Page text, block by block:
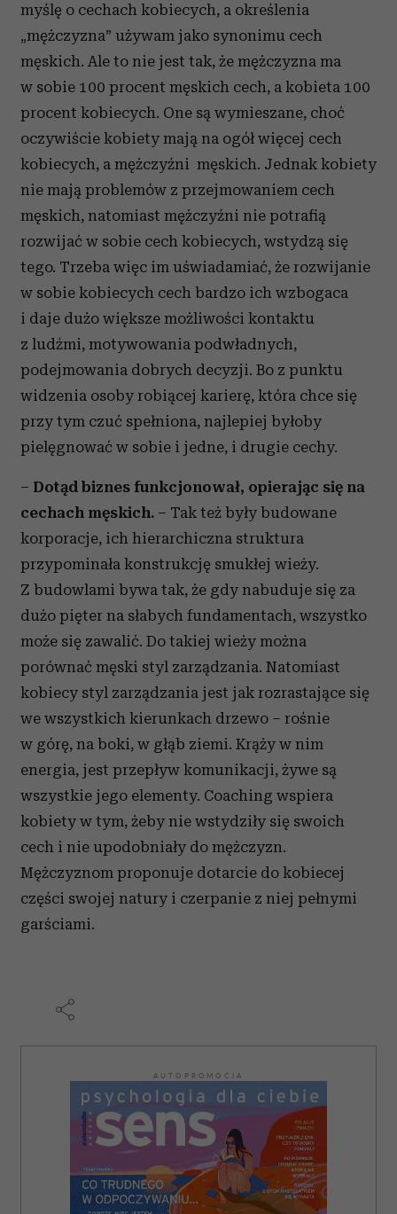
myślę o cechach kobiecych, a określenia
„mężczyzna” używam jako synonimu cech
męskich. Ale to nie jest tak, że mężczyzna ma
w sobie 100 procent męskich cech, a kobieta 100
procent kobiecych. One są wymieszane, choć
oczywiście kobiety mają na ogół więcej cech
kobiecych, a mężczyźni męskich. Jednak kobiety
nie mają problemów z przejmowaniem cech
męskich, natomiast mężczyźni nie potrafią
rozwijać w sobie cech kobiecych, wstydzą się
tego. Trzeba więc im uświadamiać, że rozwijanie
w sobie kobiecych cech bardzo ich wzbogaca
i daje dużo większe możliwości kontaktu
z ludźmi, motywowania podwładnych,
podejmowania dobrych decyzji. Bo z punktu
widzenia osoby robiącej karierę, która chce się
przy tym czuć spełniona, najlepiej byłoby
pielęgnować w sobie i jedne, i drugie cechy.
– Dotąd biznes funkcjonował, opierając się na
cechach męskich. – Tak też były budowane
korporacje, ich hierarchiczna struktura
przypominała konstrukcję smukłej wieży.
Z budowlami bywa tak, że gdy nabuduje się za
dużo pięter na słabych fundamentach, wszystko
może się zawalić. Do takiej wieży można
porównać męski styl zarządzania. Natomiast
kobiecy styl zarządzania jest jak rozrastające się
we wszystkich kierunkach drzewo – rośnie
w górę, na boki, w głąb ziemi. Krąży w nim
energia, jest przepływ komunikacji, żywe są
wszystkie jego elementy. Coaching wspiera
kobiety w tym, żeby nie wstydziły się swoich
cech i nie upodobniały do mężczyzn.
Mężczyznom proponuje dotarcie do kobiecej
części swojej natury i czerpanie z niej pełnymi
garściami.
AUTOPROMOCJA